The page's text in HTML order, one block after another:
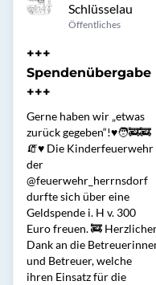
Schlüsselau
Öffentliches
+++
Spendenübergabe
+++
Gerne haben wir „etwas
zurück gegeben“!♥️🧑‍🚒🚒
🧯♥️ Die Kinderfeuerwehr
der
@feuerwehr_herrnsdorf
durfte sich über eine
Geldspende i. H v. 300
Euro freuen. 🚒
Dank an die
und Betreuer, welche
ihren Einsatz für die